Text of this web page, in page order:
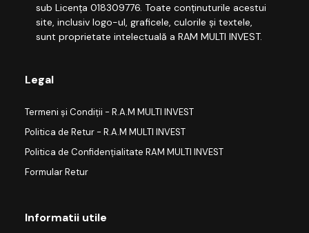
sub Licența 018309776. Toate conținuturile acestui
site, inclusiv logo-ul, graficele, culorile și textele,
sunt proprietate intelectuală a RAM MULTI INVEST.
Legal
Termeni și Condiții - R.A.M MULTI INVEST
Politica de Retur - R.A.M MULTI INVEST
Politica de Confidențialitate RAM MULTI INVEST
Formular Retur
Informatii utile